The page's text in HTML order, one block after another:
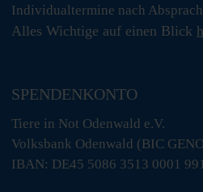
Individualtermine nach
Alles Wichtige auf einen Blick
SPENDENKONTO
Tiere in Not Odenwald e.V.
Volksbank Odenwald (BIC
IBAN: DE45 5086 3513 0001